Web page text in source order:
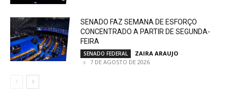
SENADO FAZ SEMANA DE ESFORÇO
CONCENTRADO A PARTIR DE SEGUNDA-
FEIRA
SENADO FEDERAL ZAIRA ARAUJO -
7 DE AGOSTO DE 2026